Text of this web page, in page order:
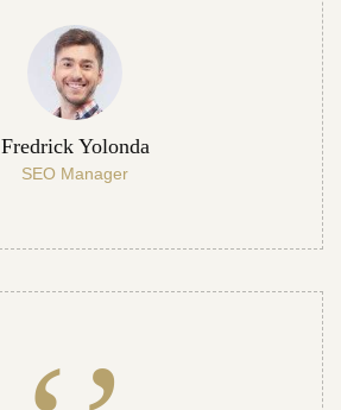
Fredrick Yolonda
SEO Manager